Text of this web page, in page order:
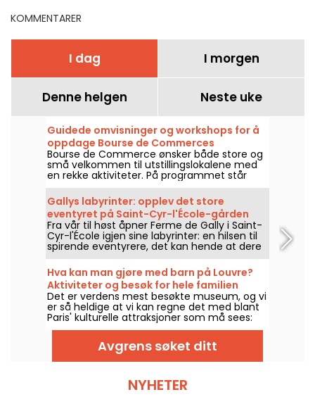
KOMMENTARER
I dag I morgen
Denne helgen Neste uke
Guidede omvisninger og workshops for å
oppdage Bourse de Commerces
samlinger sammen med familien.
Bourse de Commerce ønsker både store og
små velkommen til utstillingslokalene med
en rekke aktiviteter. På programmet står
blant annet workshops, omvisninger for de
yngste og leker som hjelper familier med å
oppdage verkene i samlingen.
Gallys labyrinter: opplev det store
eventyret på Saint-Cyr-l'École-gården
(78)
Fra vår til høst åpner Ferme de Gally i Saint-
Cyr-l'École igjen sine labyrinter: en hilsen til
spirende eventyrere, det kan hende at dere
ikke finner utgangen...
Hva kan man gjøre med barn på Louvre?
Aktiviteter og besøk for hele familien
Det er verdens mest besøkte museum, og vi
er så heldige at vi kan regne det med blant
Paris' kulturelle attraksjoner som må sees:
Musée du Louvre. For familier er
programmet spesielt variert: Vi gjør opp
status før besøket.Avgrens søket ditt
NYHETER